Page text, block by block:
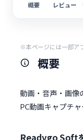
概要 レビュー
※本ページには一部ア
概要
動画・音声・画像
PC動画キャプチ
Readygo Soft